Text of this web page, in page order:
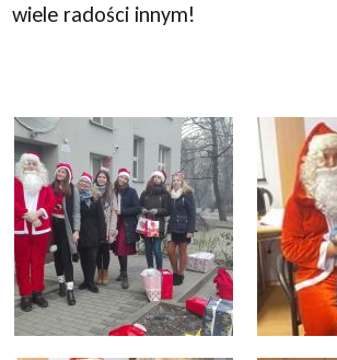
wiele radości innym!